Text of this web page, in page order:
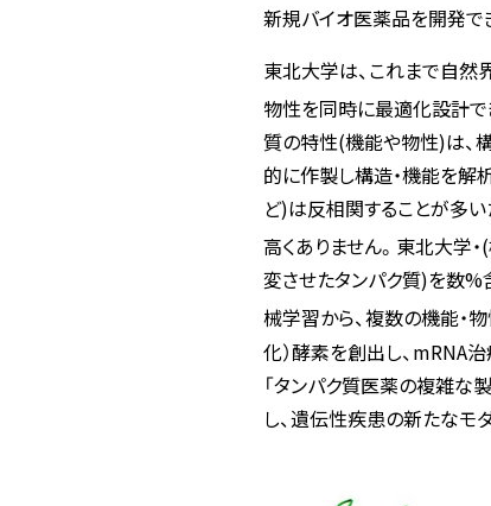
新規バイオ医薬品を開発で
東北大学は、これまで自然
物性を同時に最適化設計で
質の特性(機能や物性)は、
的に作製し構造・機能を解
ど)は反相関することが多
高くありません。東北大学・
変させたタンパク質)を数
械学習から、複数の機能・
化）酵素を創出し、mRNA
「タンパク質医薬の複雑な
し、遺伝性疾患の新たなモ